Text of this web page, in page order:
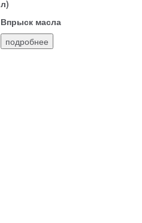
л)
Впрыск масла
подробнее